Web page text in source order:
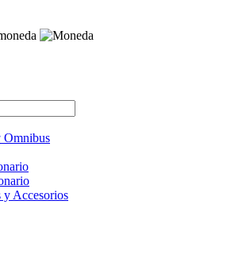
Omnibus
y Accesorios